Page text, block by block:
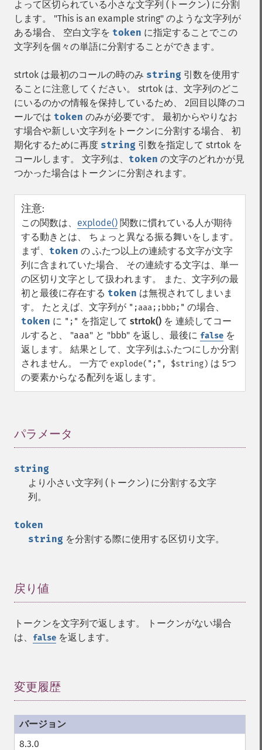
よって区切られている小さな文字列 (トークン) に分割
します。 "This is an example string" のような文字列が
ある場合、 空白文字を token に指定することでこの
文字列を個々の単語に分割することができます。
strtok は最初のコールの時のみ string 引数を使用す
ることに注意してください。 strtok は、文字列のどこ
にいるのかの情報を保持しているため、 2回目以降のコ
ールでは token のみが必要です。 最初からやりなお
す場合や新しい文字列をトークンに分割する場合、 初
期化するために再度 string 引数を指定して strtok を
コールします。 文字列は、 token の文字のどれかが見
つかった場合はトークンに分割されます。
注意:
この関数は、 explode() 関数に慣れている人が期待
する動きとは、 ちょっと異なる振る舞いをします。
まず、 token の ふたつ以上の連続する文字が文字
列に含まれていた場合、 その連続する文字は、単一
の区切り文字として扱われます。 また、文字列の最
初と最後に存在する token は無視されてしまいま
す。 たとえば、文字列が ";aaa;;bbb;" の場合、
token に ";" を指定して strtok() を 連続してコー
ルすると、 "aaa" と "bbb" を返し、最後に false を
返します。 結果として、文字列はふたつにしか分割
されません。 一方で explode(";", $string) は 5つ
の要素からなる配列を返します。
パラメータ
string
より小さい文字列 (トークン) に分割する文字
列。
token
string を分割する際に使用する区切り文字。
戻り値
トークンを文字列で返します。 トークンがない場合
は、
false を返します。
変更履歴
8.3.0